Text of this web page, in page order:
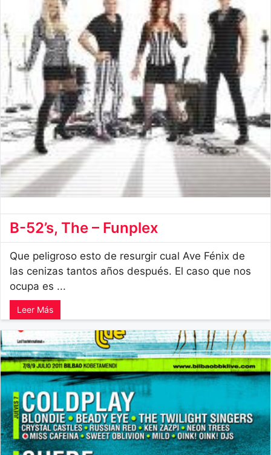
B-52’s, The – Funplex
Que peligroso esto de resurgir cual Ave Fénix de
las cenizas tantos años después. El caso que nos
ocupa es ...
Leer Más